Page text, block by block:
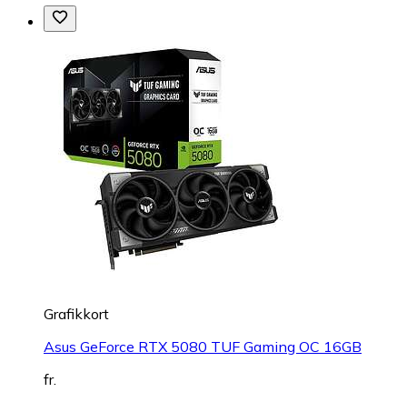
Grafikkort
Asus GeForce RTX 5080 TUF Gaming OC 16GB
fr.